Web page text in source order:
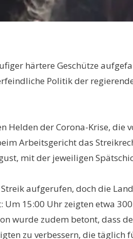
härtere Geschütze
Politik der
Helden der Corona-Krise,
Arbeitsgericht das
mit der jeweiligen
aufgerufen, doch die
15:00 Uhr zeigten etwa
wurde zudem betont, dass
zu verbessern, die